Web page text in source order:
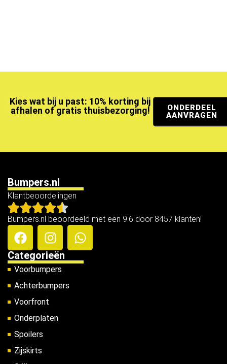
Kies wat bij u past: 10% korting bij
afhalen of gratis thuisbezorging!
ONDERDEEL
AANVRAGEN
Bumpers.nl
Klantbeoordelingen
Bumpers.nl beoordeeld met een 9.6 door 8457 klanten!
Categorieën
Voorbumpers
Achterbumpers
Voorfront
Onderplaten
Spoilers
Zijskirts